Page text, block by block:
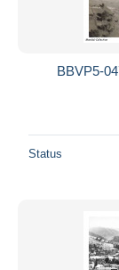
BBVP5-
Status